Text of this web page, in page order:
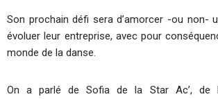
Son prochain défi sera d’amorcer -ou non-
évoluer leur entreprise, avec pour
monde de la danse.
On a parlé de Sofia de la Star Ac’, de